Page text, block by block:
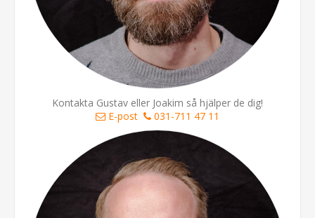
Kontakta Gustav eller Joakim så hjälper de dig!
E-post
031-711 47 11